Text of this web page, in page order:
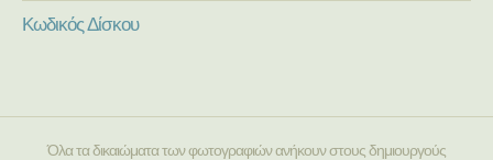
Κωδικός Δίσκου
Όλα τα δικαιώματα των φωτογραφιών ανήκουν στους δημιουργούς